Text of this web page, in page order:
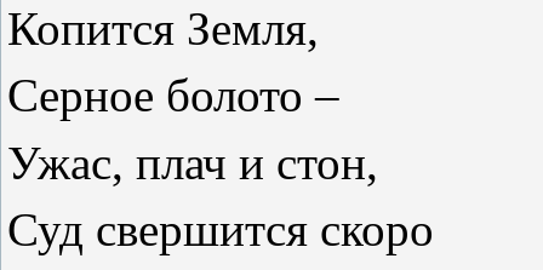
Копится Земля,
Серное болото –
Ужас, плач и стон,
Суд свершится скоро